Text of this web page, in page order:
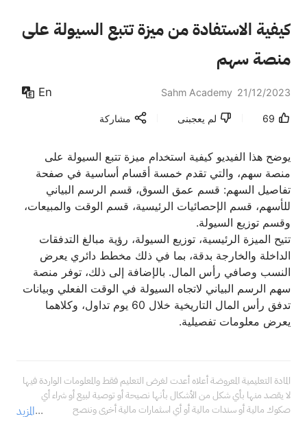
كيفية الاستفادة من ميزة تتبع السيولة على
منصة سهم
Sahm Academy 21/12/2023
En
69 لم يعجبنى مشاركة
يوضح هذا الفيديو كيفية استخدام ميزة تتبع السيولة على
منصة سهم، والتي تقدم خمسة أقسام أساسية في صفحة
تفاصيل السهم: قسم عمق السوق، قسم الرسم البياني
للأسهم، قسم الإحصائيات الرئيسية، قسم الوقت والمبيعات،
وقسم توزيع السيولة.
تتيح الميزة الرئيسية، توزيع السيولة، رؤية مبالغ التدفقات
الداخلة والخارجة بدقة، بما في ذلك مخطط دائري يعرض
النسب وصافي رأس المال. بالإضافة إلى ذلك، توفر منصة
سهم الرسم البياني لاتجاه السيولة في الوقت الفعلي وبيانات
تدفق رأس المال التاريخية خلال 60 يوم تداول، وكلاهما
يعرض معلومات تفصيلية.
المزيد
المادة التعليمية المعروضة أعلاه أعدت لغرض التعليم فقط والمعلومات الواردة فيها
لا يقصد منها بأي شكل من الأشكال بأنها نصيحة أو توصية لبيع أو شراء أي
صكوك مالية أو سندات مالية أو أي اسثمارات مالية أخرى وننصح